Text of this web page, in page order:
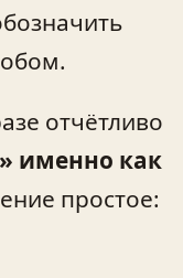
отчётливо
именно как
простое: